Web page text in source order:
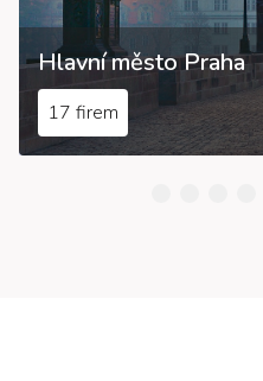
Hlavní město Praha
17 firem